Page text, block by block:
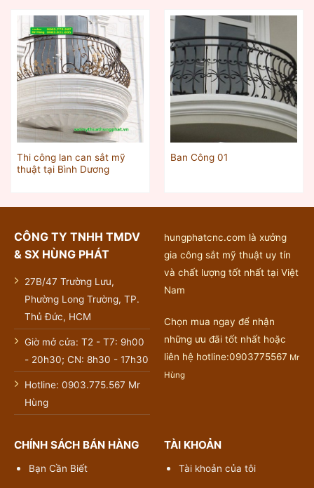
Thi công lan can sắt mỹ
thuật tại Bình Dương
Ban Công 01
CÔNG TY TNHH TMDV
& SX HÙNG PHÁT
27B/47 Trường Lưu,
Phường Long Trường, TP.
Thủ Đức, HCM
Giờ mở cửa: T2 - T7: 9h00
- 20h30; CN: 8h30 - 17h30
Hotline: 0903.775.567 Mr
Hùng
hungphatcnc.com là xưởng
gia công sắt mỹ thuật uy tín
và chất lượng tốt nhất tại Việt
Nam
Chọn mua ngay để nhận
những ưu đãi tốt nhất hoặc
liên hệ hotline:0903775567 Mr
Hùng
CHÍNH SÁCH BÁN HÀNG
Bạn Cần Biết
TÀI KHOẢN
Tài khoản của tôi